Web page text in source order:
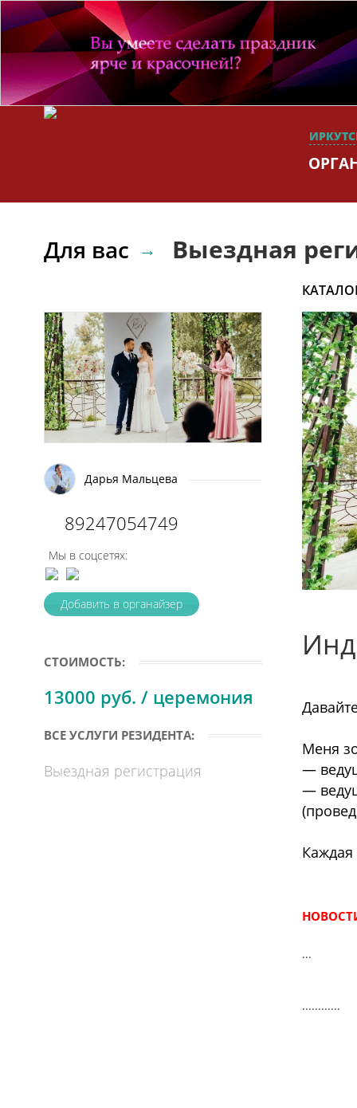
Для вас Выездная
Дарья Мальцева
89247054749
Мы в соцсетях:
Добавить в органайзер
СТОИМОСТЬ:
13000 руб. / церемония
ВСЕ УСЛУГИ РЕЗИДЕНТА:
Выездная регистрация
Меня
—
—
Каждая
...
............